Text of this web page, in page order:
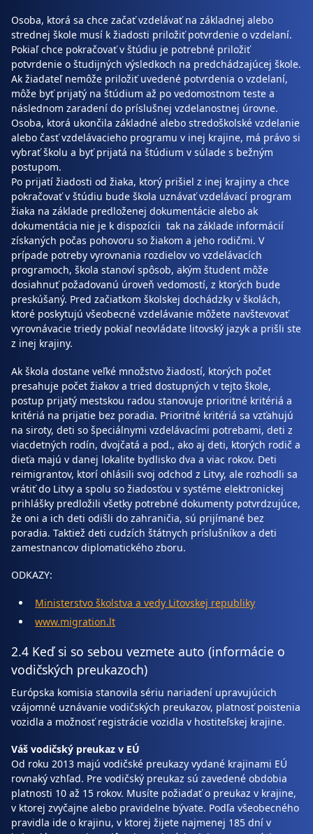
Osoba, ktorá sa chce začať vzdelávať na základnej alebo
strednej škole musí k žiadosti priložiť potvrdenie o vzdelaní.
Pokiaľ chce pokračovať v štúdiu je potrebné priložiť
potvrdenie o študijných výsledkoch na predchádzajúcej škole.
Ak žiadateľ nemôže priložiť uvedené potvrdenia o vzdelaní,
môže byť prijatý na štúdium až po vedomostnom teste a
následnom zaradení do príslušnej vzdelanostnej úrovne.
Osoba, ktorá ukončila základné alebo stredoškolské vzdelanie
alebo časť vzdelávacieho programu v inej krajine, má právo si
vybrať školu a byť prijatá na štúdium v súlade s bežným
postupom.
Po prijatí žiadosti od žiaka, ktorý prišiel z inej krajiny a chce
pokračovať v štúdiu bude škola uznávať vzdelávací program
žiaka na základe predloženej dokumentácie alebo ak
dokumentácia nie je k dispozícii tak na základe informácií
získaných počas pohovoru so žiakom a jeho rodičmi. V
prípade potreby vyrovnania rozdielov vo vzdelávacích
programoch, škola stanoví spôsob, akým študent môže
dosiahnuť požadovanú úroveň vedomostí, z ktorých bude
preskúšaný. Pred začiatkom školskej dochádzky v školách,
ktoré poskytujú všeobecné vzdelávanie môžete navštevovať
vyrovnávacie triedy pokiaľ neovládate litovský jazyk a prišli ste
z inej krajiny.
Ak škola dostane veľké množstvo žiadostí, ktorých počet
presahuje počet žiakov a tried dostupných v tejto škole,
postup prijatý mestskou radou stanovuje prioritné kritériá a
kritériá na prijatie bez poradia. Prioritné kritériá sa vzťahujú
na siroty, deti so špeciálnymi vzdelávacími potrebami, deti z
viacdetných rodín, dvojčatá a pod., ako aj deti, ktorých rodič a
dieťa majú v danej lokalite bydlisko dva a viac rokov. Deti
reimigrantov, ktorí ohlásili svoj odchod z Litvy, ale rozhodli sa
vrátiť do Litvy a spolu so žiadosťou v systéme elektronickej
prihlášky predložili všetky potrebné dokumenty potvrdzujúce,
že oni a ich deti odišli do zahraničia, sú prijímané bez
poradia. Taktiež deti cudzích štátnych príslušníkov a deti
zamestnancov diplomatického zboru.
ODKAZY:
Ministerstvo školstva a vedy Litovskej republiky
www.migration.lt
2.4 Keď si so sebou vezmete auto (informácie o
vodičských preukazoch)
Európska komisia stanovila sériu nariadení upravujúcich
vzájomné uznávanie vodičských preukazov, platnosť poistenia
vozidla a možnosť registrácie vozidla v hostiteľskej krajine.
Váš vodičský preukaz v EÚ
Od roku 2013 majú vodičské preukazy vydané krajinami EÚ
rovnaký vzhľad. Pre vodičský preukaz sú zavedené obdobia
platnosti 10 až 15 rokov. Musíte požiadať o preukaz v krajine,
v ktorej zvyčajne alebo pravidelne bývate. Podľa všeobecného
pravidla ide o krajinu, v ktorej žijete najmenej 185 dní v